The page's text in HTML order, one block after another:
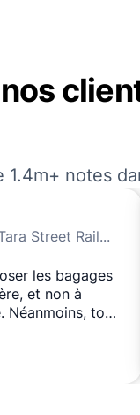
1.4m+ notes
il y a 1 jour à Tara Street Railway Station
les bagages
et non à
Néanmoins, tout
et les